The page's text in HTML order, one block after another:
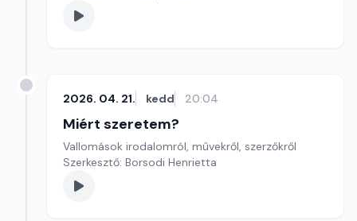
2026. 04. 21. kedd 20:04
Miért szeretem?
Vallomások irodalomról, művekről, szerzőkről
Szerkesztő: Borsodi Henrietta